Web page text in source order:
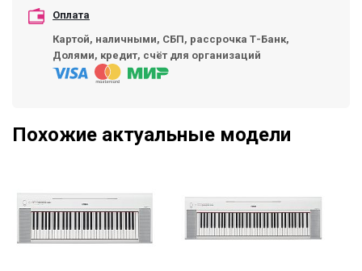
Оплата
Картой, наличными, СБП, рассрочка Т-Банк,
Долями, кредит, счёт для организаций
Похожие актуальные модели